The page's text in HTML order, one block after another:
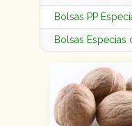
Bolsas PP
Bolsas Especias